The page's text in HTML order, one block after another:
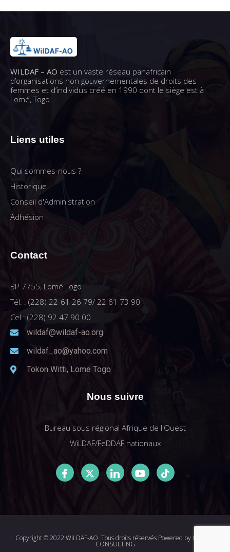
WILDAF – AO est un vaste réseau panafricain
d’organisations non gouvernementales de droits des
femmes et d’individus créé en 1990 dont le siège est à
Lomé, Togo .
Liens utiles
Qui sommes-nous ?
Historique
Conseil d'Administration
Adhésion
Contact
BP 7755, Lomé Togo
Tél. : (228) 22-61 26 79/ 22 61 73 90
Cel : (228) 92 47 90 00
wildaf@wildaf-ao.org
wildaf_ao@yahoo.com
Tokon Witti, Lome Togo
Nous suivre
Bureau sous régional Afrique de l'Ouest
WiLDAF/FeDDAF nationaux
Copyright © 2022 WiLDAF-AO. Tous droits réservés Powered by I-MEDIA
CONSULTING